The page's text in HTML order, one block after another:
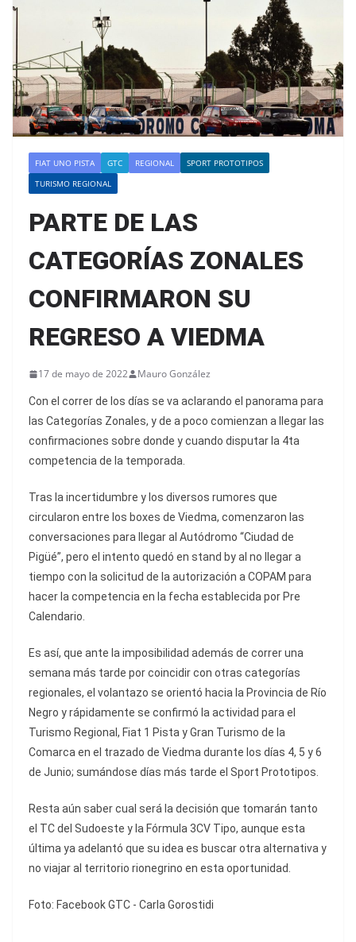
FIAT UNO PISTA GTC REGIONAL
SPORT PROTOTIPOS
TURISMO REGIONAL
PARTE DE LAS
CATEGORÍAS ZONALES
CONFIRMARON SU
REGRESO A VIEDMA
17 de mayo de 2022 Mauro González
Con el correr de los días se va aclarando el panorama para
las Categorías Zonales, y de a poco comienzan a llegar las
confirmaciones sobre donde y cuando disputar la 4ta
competencia de la temporada.
Tras la incertidumbre y los diversos rumores que
circularon entre los boxes de Viedma, comenzaron las
conversaciones para llegar al Autódromo “Ciudad de
Pigüé”, pero el intento quedó en stand by al no llegar a
tiempo con la solicitud de la autorización a COPAM para
hacer la competencia en la fecha establecida por Pre
Calendario.
Es así, que ante la imposibilidad además de correr una
semana más tarde por coincidir con otras categorías
regionales, el volantazo se orientó hacia la Provincia de Río
Negro y rápidamente se confirmó la actividad para el
Turismo Regional, Fiat 1 Pista y Gran Turismo de la
Comarca en el trazado de Viedma durante los días 4, 5 y 6
de Junio; sumándose días más tarde el Sport Prototipos.
Resta aún saber cual será la decisión que tomarán tanto
el TC del Sudoeste y la Fórmula 3CV Tipo, aunque esta
última ya adelantó que su idea es buscar otra alternativa y
no viajar al territorio rionegrino en esta oportunidad.
Foto: Facebook GTC - Carla Gorostidi